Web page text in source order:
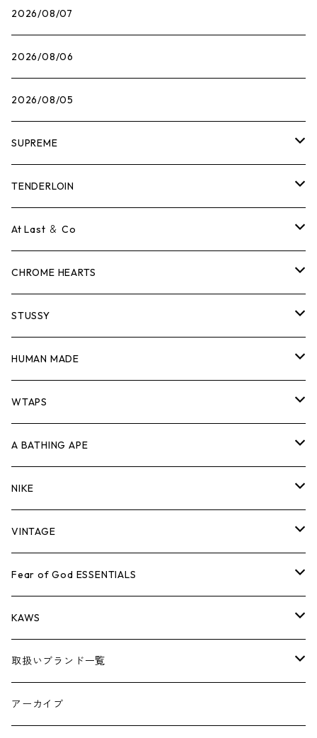
2026/08/07
2026/08/06
2026/08/05
SUPREME
Tシャツ
ロンTEE
スウェット/ニット
シャツ
ジャケット
パンツ
キャップ・ハット
バッグ
シューズ
小物
コラボレーション
×THE NORTH FACE
×COMME des GARCONS
シーズンアイテム
26SS
BOX LOGOアイテム
TENDERLOIN
Tシャツ
ロンTEE
スウェット/ニット
シャツ
ジャケット
パンツ
キャップ・ハット
バッグ
シューズ
小物
At Last ＆ Co
Tシャツ
ロンTEE
スウェット/ニット
シャツ
ジャケット
パンツ
キャップ・ハット
バッグ
シューズ
小物
CHROME HEARTS
Tシャツ
ロンTEE
スウェット/ニット
シャツ
ジャケット
パンツ
キャップ・ハット
バッグ
シューズ
小物
STUSSY
Tシャツ
ロンTEE
スウェット/ニット
シャツ
ジャケット
パンツ
キャップ・ハット
バッグ
シューズ
HUMAN MADE
Tシャツ
ロンT
スウェット/ニット
シャツ
ジャケット
パンツ
キャップ
バッグ
WTAPS
Tシャツ
ロンTEE
スウェット/ニット
シャツ
ジャケット
パンツ
キャップ・ハット
A BATHING APE
Tシャツ
ロンTEE
スウェット/ニット
シャツ
ジャケット
パンツ
NIKE
シューズ
AIR JORDAN 1
AIR JORDAN 3
アパレル・小物
VINTAGE
Tシャツ
ロンTEE
スウェット/ニット
ジャケット
Fear of God ESSENTIALS
Tシャツ
ロンTEE
スウェット/ニット
KAWS
アパレル
小物
取扱いブランド一覧
A
アーカイブ